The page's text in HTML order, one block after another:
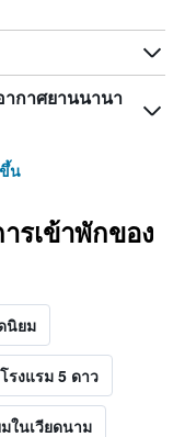
กาศยานนานา
น
รเข้าพักของ
นิยม
โรงแรม 5 ดาว
ในเวียดนาม